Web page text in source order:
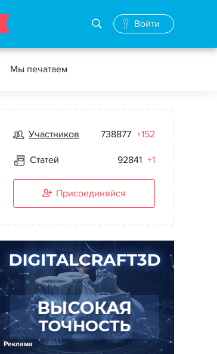
Войти
Мы печатаем
Участников 738877 +152
Статей 92841 +1
Присоединяйся
Реклама